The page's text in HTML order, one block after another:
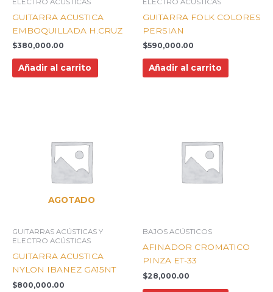
ELECTRO ACÚSTICAS
GUITARRA ACUSTICA
EMBOQUILLADA H.CRUZ
$380,000.00
Añadir al carrito
ELECTRO ACÚSTICAS
GUITARRA FOLK COLORES
PERSIAN
$590,000.00
Añadir al carrito
AGOTADO
GUITARRAS ACÚSTICAS Y
ELECTRO ACÚSTICAS
GUITARRA ACUSTICA
NYLON IBANEZ GA15NT
$800,000.00
BAJOS ACÚSTICOS
AFINADOR CROMATICO
PINZA ET-33
$28,000.00